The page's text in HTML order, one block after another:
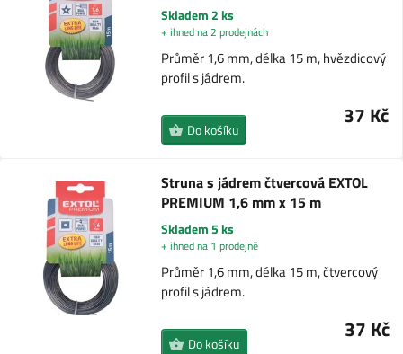
Skladem 2 ks
+ ihned na 2 prodejnách
Průměr 1,6 mm, délka 15 m, hvězdicový
profil s jádrem.
37 Kč
Do košíku
Struna s jádrem čtvercová EXTOL
PREMIUM 1,6 mm x 15 m
Skladem 5 ks
+ ihned na 1 prodejně
Průměr 1,6 mm, délka 15 m, čtvercový
profil s jádrem.
37 Kč
Do košíku